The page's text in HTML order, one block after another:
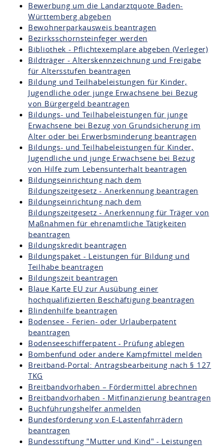
Bewerbung um die Landarztquote Baden-
Württemberg abgeben
Bewohnerparkausweis beantragen
Bezirksschornsteinfeger werden
Bibliothek - Pflichtexemplare abgeben (Verleger)
Bildträger - Alterskennzeichnung und Freigabe
für Altersstufen beantragen
Bildung und Teilhabeleistungen für Kinder,
Jugendliche oder junge Erwachsene bei Bezug
von Bürgergeld beantragen
Bildungs- und Teilhabeleistungen für junge
Erwachsene bei Bezug von Grundsicherung im
Alter oder bei Erwerbsminderung beantragen
Bildungs- und Teilhabeleistungen für Kinder,
Jugendliche und junge Erwachsene bei Bezug
von Hilfe zum Lebensunterhalt beantragen
Bildungseinrichtung nach dem
Bildungszeitgesetz - Anerkennung beantragen
Bildungseinrichtung nach dem
Bildungszeitgesetz - Anerkennung für Träger von
Maßnahmen für ehrenamtliche Tätigkeiten
beantragen
Bildungskredit beantragen
Bildungspaket - Leistungen für Bildung und
Teilhabe beantragen
Bildungszeit beantragen
Blaue Karte EU zur Ausübung einer
hochqualifizierten Beschäftigung beantragen
Blindenhilfe beantragen
Bodensee - Ferien- oder Urlauberpatent
beantragen
Bodenseeschifferpatent - Prüfung ablegen
Bombenfund oder andere Kampfmittel melden
Breitband-Portal: Antragsbearbeitung nach § 127
TKG
Breitbandvorhaben – Fördermittel abrechnen
Breitbandvorhaben - Mitfinanzierung beantragen
Buchführungshelfer anmelden
Bundesförderung von E-Lastenfahrrädern
beantragen
Bundesstiftung "Mutter und Kind" - Leistungen